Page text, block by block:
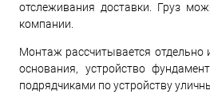
отслеживания доставки. Груз
компании.
Монтаж рассчитывается отдельно
основания, устройство
подрядчиками по устройству